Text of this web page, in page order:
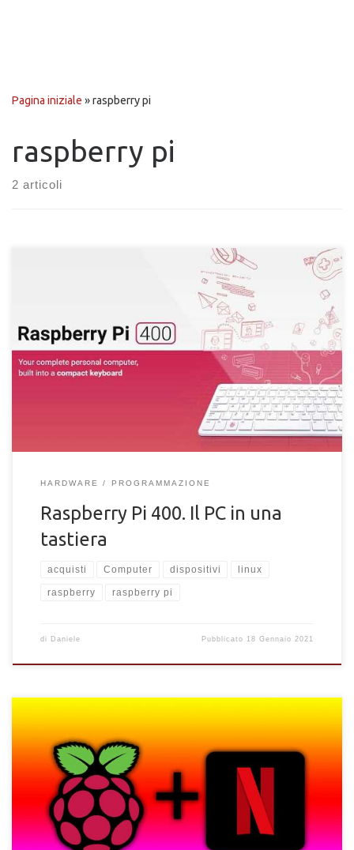
Pagina iniziale »raspberry pi
raspberry pi
2 articoli
Raspberry Pi 400, il nuovo Pi all'interno di una tastiera. Cosa c'è
da sapere? Quanto costa? A cosa serve? Scoprilo ora
HARDWARE PROGRAMMAZIONE
Raspberry Pi 400. Il PC in una
tastiera
acquisti Computer dispositivi linux
raspberry raspberry pi
di Daniele Pubblicato 18 Gennaio 2021
Il metodo per guardare Netflix utilizzando un Raspberry Pi
connesso ad uno schermo o una TV. MEtodo funzioonante per
installare e guardare Netflix sul Raspberry.